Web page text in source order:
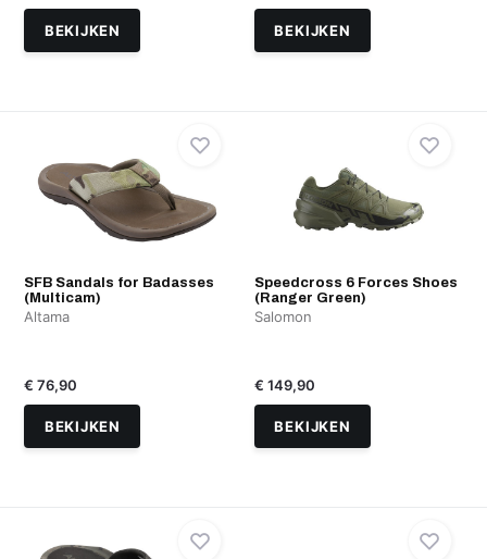
BEKIJKEN BEKIJKEN
SFB Sandals for Badasses
(Multicam)
Altama
€ 76,90
BEKIJKEN
Speedcross 6 Forces Shoes
(Ranger Green)
Salomon
€ 149,90
BEKIJKEN